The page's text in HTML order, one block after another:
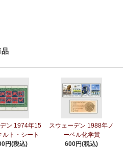
ン 1974年15
ルト・シート
円(税込)
スウェーデン 1988年ノ
ーベル化学賞
600円(税込)